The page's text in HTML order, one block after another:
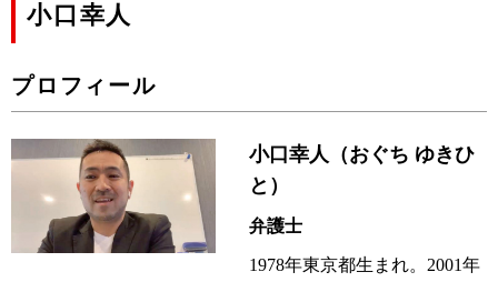
小口幸人
プロフィール
小口幸人（おぐち ゆきひ
と）
弁護士
1978年東京都生まれ。2001年